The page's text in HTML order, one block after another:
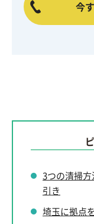
今
3つの清掃
引き
埼玉に拠点